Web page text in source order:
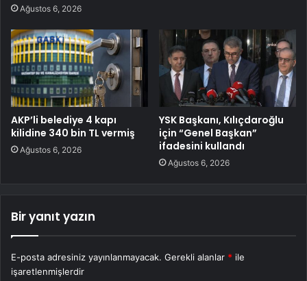
Ağustos 6, 2026
AKP’li belediye 4 kapı
kilidine 340 bin TL vermiş
Ağustos 6, 2026
YSK Başkanı, Kılıçdaroğlu
için “Genel Başkan”
ifadesini kullandı
Ağustos 6, 2026
Bir yanıt yazın
E-posta adresiniz yayınlanmayacak. Gerekli alanlar * ile
işaretlenmişlerdir